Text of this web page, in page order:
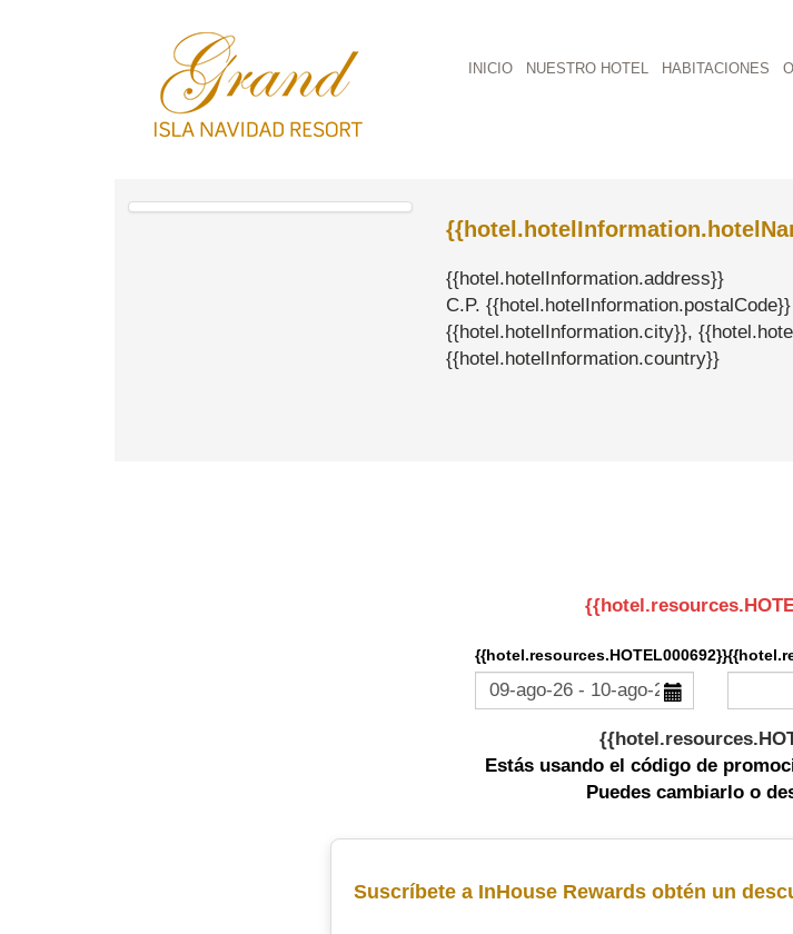
INICIO NUESTRO HOTEL HABITACIONES
{{hotel.hotelInformation.address}}
C.P. {{hotel.hotelInformation.postalCode}}
{{hotel.hotelInformation.city}},
{{hotel.hotelInformation.country}}
{{hotel.resources.HOTEL000692}}
Estás usando el código de
Puedes cambiarlo o
Suscríbete a InHouse Rewards obtén un